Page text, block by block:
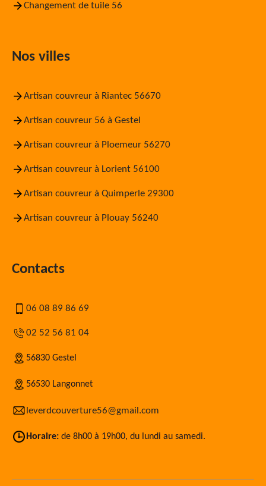
Changement de tuile 56
Nos villes
Artisan couvreur à Riantec 56670
Artisan couvreur 56 à Gestel
Artisan couvreur à Ploemeur 56270
Artisan couvreur à Lorient 56100
Artisan couvreur à Quimperle 29300
Artisan couvreur à Plouay 56240
Contacts
06 08 89 86 69
02 52 56 81 04
56830 Gestel
56530 Langonnet
leverdcouverture56@gmail.com
Horaire: de 8h00 à 19h00, du lundi au samedi.